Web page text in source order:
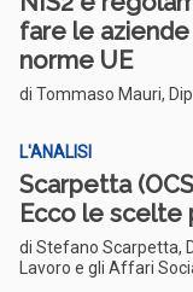
fare le
norme UE
di Tommaso Mauri,
L'ANALISI
Scarpetta
Ecco le scelte
di Stefano Scarpetta,
Lavoro e gli Affari